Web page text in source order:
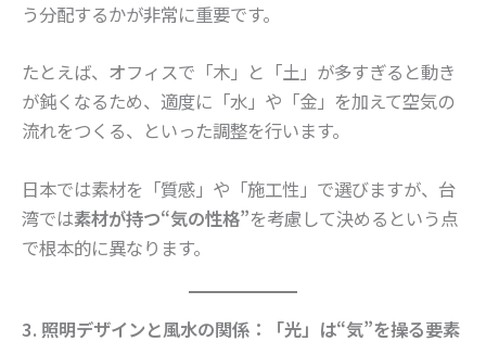
う分配するかが非常に重要です。
たとえば、オフィスで「木」と「土」が多すぎると動き
が鈍くなるため、適度に「水」や「金」を加えて空気の
流れをつくる、といった調整を行います。
日本では素材を「質感」や「施工性」で選びますが、台
湾では素材が持つ“気の性格”を考慮して決めるという点
で根本的に異なります。
3. 照明デザインと風水の関係：「光」は“気”を操る要素